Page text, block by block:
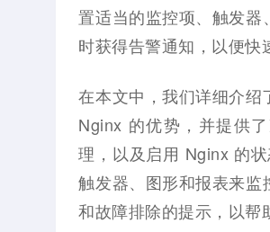
置适当的监控项、触发
时获得告警通知，以便快
在本文中，我们详细介
Nginx 的优势，并提供
理，以及启用 Nginx 的
触发器、图形和报表来
和故障排除的提示，以帮